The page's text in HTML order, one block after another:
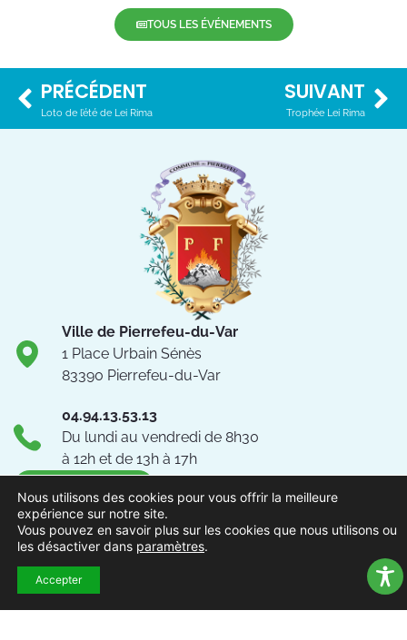
TOUS LES ÉVÉNEMENTS
PRÉCÉDENT
Loto de l’été de Lei Rima
SUIVANT
Trophée Lei Rima
Ville de Pierrefeu-du-Var
1 Place Urbain Sénès
83390 Pierrefeu-du-Var
04.94.13.53.13
Du lundi au vendredi de 8h30
à 12h et de 13h à 17h
Suivez-nous !
Nous utilisons des cookies pour vous offrir la meilleure
expérience sur notre site.
Vous pouvez en savoir plus sur les cookies que nous utilisons ou
les désactiver dans paramètres.
Accepter